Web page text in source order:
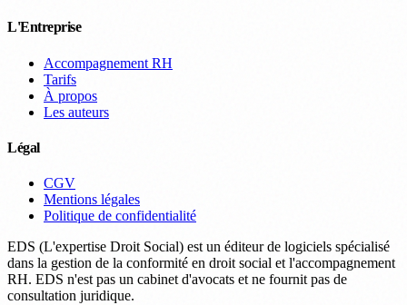
L'Entreprise
Accompagnement RH
Tarifs
À propos
Les auteurs
Légal
CGV
Mentions légales
Politique de confidentialité
EDS (L'expertise Droit Social) est un éditeur de logiciels spécialisé
dans la gestion de la conformité en droit social et l'accompagnement
RH. EDS n'est pas un cabinet d'avocats et ne fournit pas de
consultation juridique.